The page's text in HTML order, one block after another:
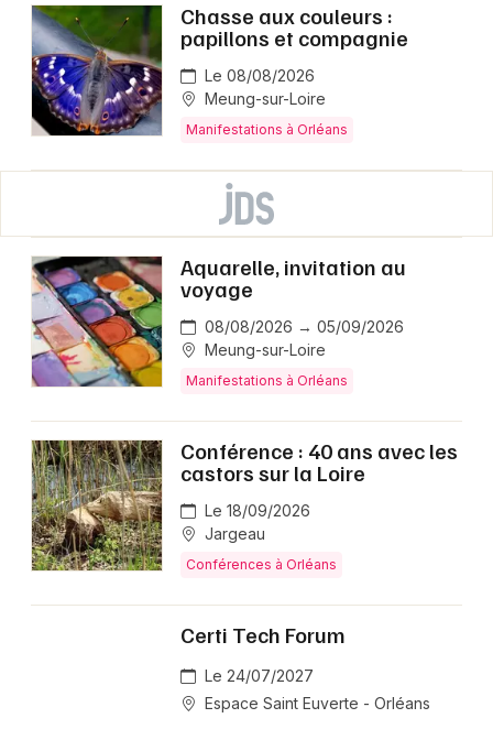
Chasse aux couleurs :
papillons et compagnie
Le 08/08/2026
Meung-sur-Loire
Manifestations à Orléans
Aquarelle, invitation au
voyage
08/08/2026 → 05/09/2026
Meung-sur-Loire
Manifestations à Orléans
Conférence : 40 ans avec les
castors sur la Loire
Le 18/09/2026
Jargeau
Conférences à Orléans
Certi Tech Forum
Le 24/07/2027
Espace Saint Euverte - Orléans